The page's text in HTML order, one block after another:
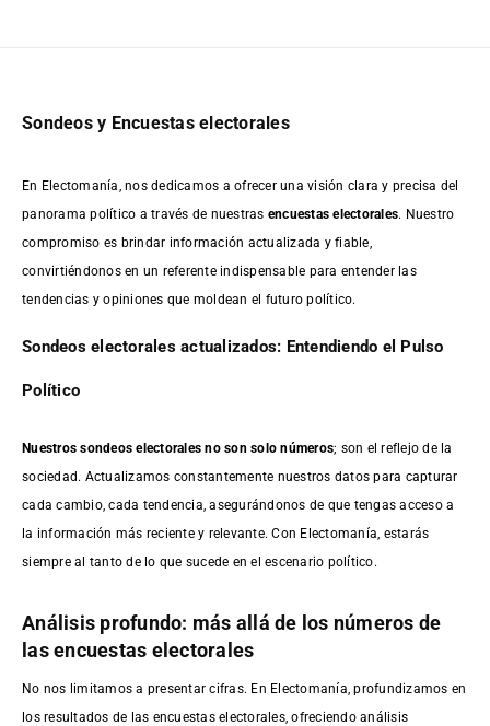
Sondeos y Encuestas electorales
En Electomanía, nos dedicamos a ofrecer una visión clara y precisa del
panorama político a través de nuestras encuestas electorales. Nuestro
compromiso es brindar información actualizada y fiable,
convirtiéndonos en un referente indispensable para entender las
tendencias y opiniones que moldean el futuro político.
Sondeos electorales actualizados: Entendiendo el Pulso
Político
Nuestros sondeos electorales no son solo números; son el reflejo de la
sociedad. Actualizamos constantemente nuestros datos para capturar
cada cambio, cada tendencia, asegurándonos de que tengas acceso a
la información más reciente y relevante. Con Electomanía, estarás
siempre al tanto de lo que sucede en el escenario político.
Análisis profundo: más allá de los números de
las encuestas electorales
No nos limitamos a presentar cifras. En Electomanía, profundizamos en
los resultados de las encuestas electorales, ofreciendo análisis